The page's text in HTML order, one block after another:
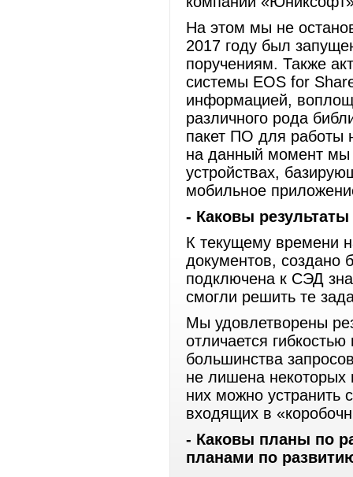
На этом мы не
2017 году был
поручениям. Также
системы EOS for
информацией,
различного рода
пакет ПО для работы
на данный момент
устройствах,
мобильное
- Каковы результаты
К текущему времени
документов, создано
подключена к СЭД
смогли решить те
Мы удовлетворены
отличается
большинства
не лишена некоторых
них можно устранить
входящих в
- Каковы планы по
планами по